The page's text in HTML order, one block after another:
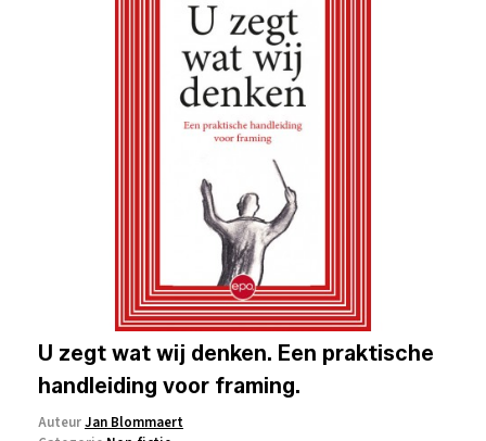
U zegt wat wij denken. Een praktische
handleiding voor framing.
AuteurJan Blommaert